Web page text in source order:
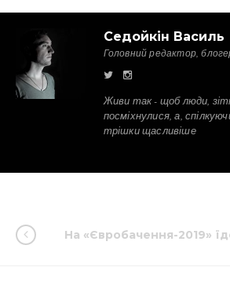
Седойкін Василь
Головний редактор,
Живи так - щоб люди,
посміхнулися, а,
трішки щасливіше
На «Євробачення-2019»